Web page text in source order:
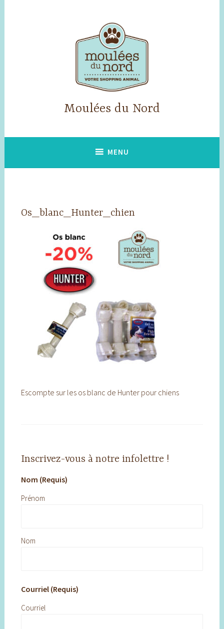
Moulées du Nord
MENU
Os_blanc_Hunter_chien
Escompte sur les os blanc de Hunter pour chiens
Inscrivez-vous à notre infolettre !
Nom (Requis)
Prénom
Nom
Courriel (Requis)
Courriel